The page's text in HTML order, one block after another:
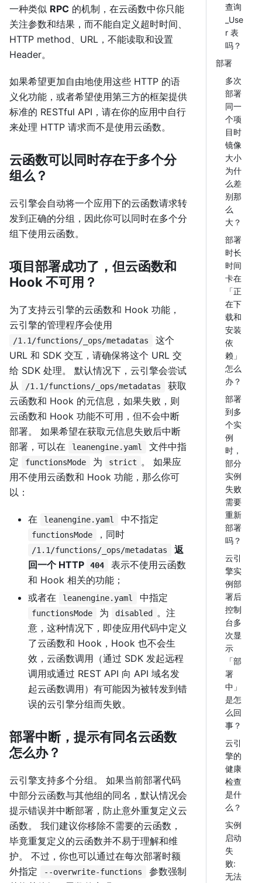
一种类似 RPC 的机制，在云函数中你只能
关注参数和结果，而不能自定义超时时间、
HTTP method、URL，不能读取和设置
Header。
如果希望更加自由地使用这些 HTTP 的语
义化功能，或者希望使用第三方的框架提供
标准的 RESTful API，请在你的应用中自行
来处理 HTTP 请求而不是使用云函数。
云函数可以同时存在于多个分
组么？
云引擎会自动将一个应用下的云函数请求转
发到正确的分组，因此你可以同时在多个分
组下使用云函数。
项目部署成功了，但云函数和
Hook 不可用？
为了支持云引擎的云函数和 Hook 功能，
云引擎的管理程序会使用
/1.1/functions/_ops/metadatas
这个
URL 和 SDK 交互，请确保将这个 URL 交
给 SDK 处理。 默认情况下，云引擎会尝试
从
/1.1/functions/_ops/metadatas
获取
云函数和 Hook 的元信息，如果失败，则
云函数和 Hook 功能不可用，但不会中断
部署。 如果希望在获取元信息失败后中断
部署，可以在
leanengine.yaml
文件中指
定
functionsMode 为 strict
。 如果应
用不使用云函数和 Hook 功能，那么你可
以：
在 leanengine.yaml 中不指定
functionsMode ，同时
/1.1/functions/_ops/metadatas
返
回一个 HTTP
404
表示不使用云函数
和 Hook 相关的功能；
或者在
leanengine.yaml 中指定
functionsMode 为 disabled
。注
意，这种情况下，即使应用代码中定义
了云函数和 Hook，Hook 也不会生
效，云函数调用（通过 SDK 发起远程
调用或通过 REST API 向 API 域名发
起云函数调用）有可能因为被转发到错
误的云引擎分组而失败。
部署中断，提示有同名云函数
怎么办？
云引擎支持多个分组。 如果当前部署代码
中部分云函数与其他组的同名，默认情况会
提示错误并中断部署，防止意外重复定义云
函数。 我们建议你移除不需要的云函数，
毕竟重复定义的云函数并不易于理解和维
护。 不过，你也可以通过在每次部署时额
外指定
--overwrite-functions
参数强制
查询
_Use
r 表
吗？
部署
多次
部署
同一
个项
目时
镜像
大小
为什
么差
别那
么
大？
部署
时长
时间
卡在
「正
在下
载和
安装
依
赖」
怎么
办？
部署
到多
个实
例
时，
部分
实例
失败
需要
重新
部署
吗？
云引
擎实
例部
署后
控制
台多
次显
示
「部
署
中」
是怎
么回
事？
云引
擎的
健康
检查
是什
么？
实例
启动
失
败:
无法